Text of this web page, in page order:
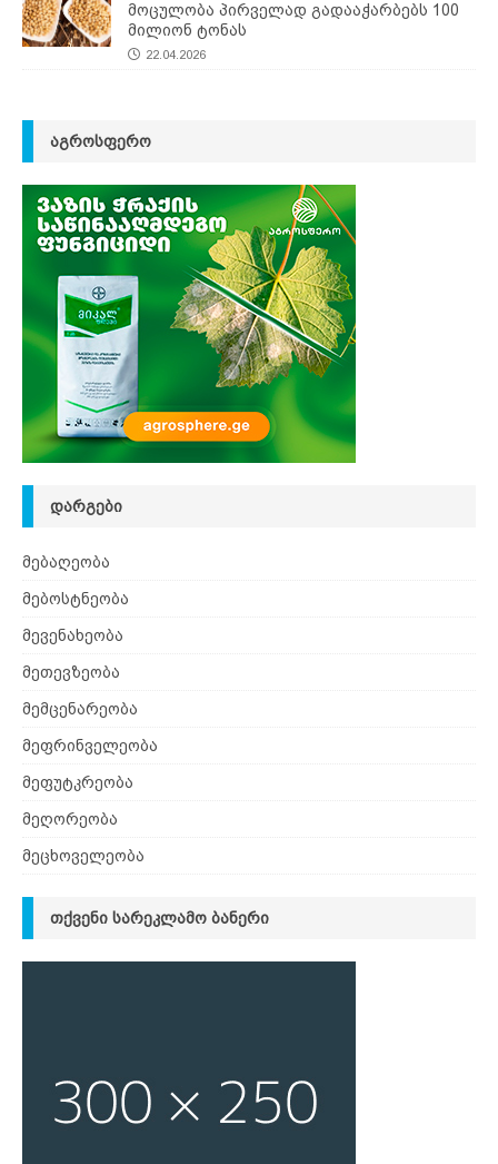
მოცულობა პირველად გადააჭარბებს 100
მილიონ ტონას
22.04.2026
ᲐᲒᲠᲝᲡᲤᲔᲠᲝ
ᲓᲐᲠᲒᲔᲑᲘ
მებაღეობა
მებოსტნეობა
მევენახეობა
მეთევზეობა
მემცენარეობა
მეფრინველეობა
მეფუტკრეობა
მეღორეობა
მეცხოველეობა
ᲗᲥᲕᲔᲜᲘ ᲡᲐᲠᲔᲙᲚᲐᲛᲝ ᲑᲐᲜᲔᲠᲘ